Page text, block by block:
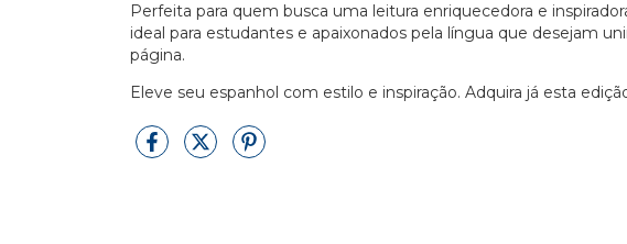
Perfeita para quem busca uma leitura enriquecedora e
ideal para estudantes e apaixonados pela língua que desejam
página.
Eleve seu espanhol com estilo e inspiração. Adquira já esta